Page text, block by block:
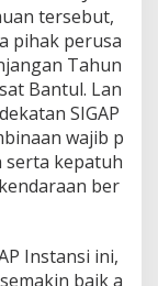
tersebut,
pihak perusa
Tahun
Bantul. Lan
SIGAP
wajib p
serta kepatuh
ber
Instansi ini,
baik a